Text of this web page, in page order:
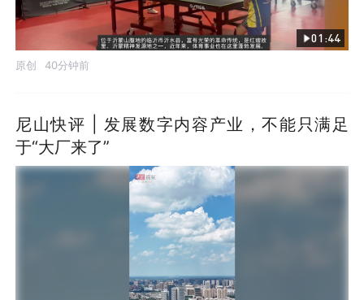
01:44
原创 40分钟前
尼山快评 | 发展数字内容产业，不能只满足
于“大厂来了”